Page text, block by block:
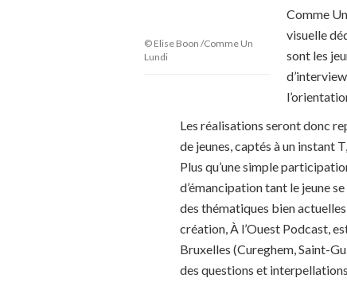
© Elise Boon /Comme Un
Lundi
Comme
visuelle
sont les
Les réalisations seront donc
de jeunes, captés à un instant
Plus qu’une simple
d’émancipation tant le jeune
des thématiques bien
création, À l’Ouest Podcast,
Bruxelles (Cureghem, Saint-
des questions et interpellations